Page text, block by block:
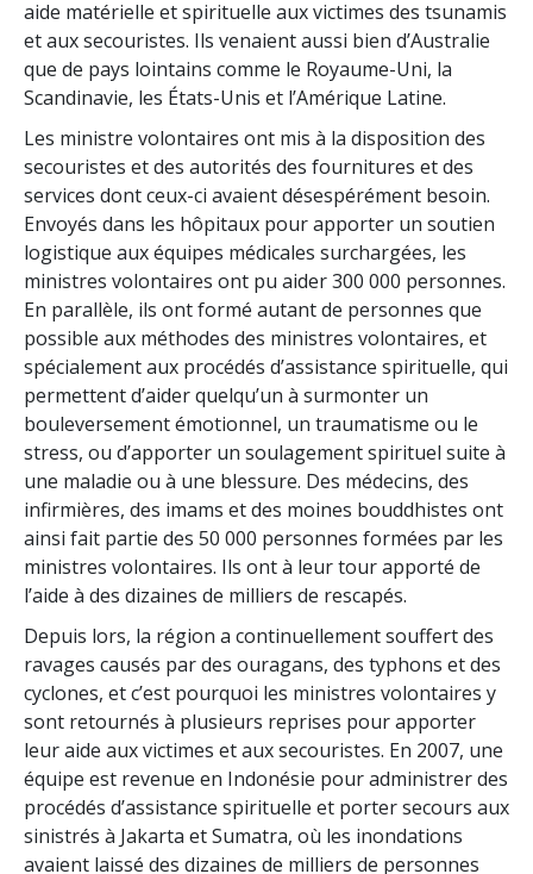
aide matérielle et spirituelle aux victimes des tsunamis
et aux secouristes. Ils venaient aussi bien d’Australie
que de pays lointains comme le Royaume-Uni, la
Scandinavie, les États-Unis et l’Amérique Latine.
Les ministre volontaires ont mis à la disposition des
secouristes et des autorités des fournitures et des
services dont ceux-ci avaient désespérément besoin.
Envoyés dans les hôpitaux pour apporter un soutien
logistique aux équipes médicales surchargées, les
ministres volontaires ont pu aider 300 000 personnes.
En parallèle, ils ont formé autant de personnes que
possible aux méthodes des ministres volontaires, et
spécialement aux procédés d’assistance spirituelle, qui
permettent d’aider quelqu’un à surmonter un
bouleversement émotionnel, un traumatisme ou le
stress, ou d’apporter un soulagement spirituel suite à
une maladie ou à une blessure. Des médecins, des
infirmières, des imams et des moines bouddhistes ont
ainsi fait partie des 50 000 personnes formées par les
ministres volontaires. Ils ont à leur tour apporté de
l’aide à des dizaines de milliers de rescapés.
Depuis lors, la région a continuellement souffert des
ravages causés par des ouragans, des typhons et des
cyclones, et c’est pourquoi les ministres volontaires y
sont retournés à plusieurs reprises pour apporter
leur aide aux victimes et aux secouristes. En 2007, une
équipe est revenue en Indonésie pour administrer des
procédés d’assistance spirituelle et porter secours aux
sinistrés à Jakarta et Sumatra, où les inondations
avaient laissé des dizaines de milliers de personnes